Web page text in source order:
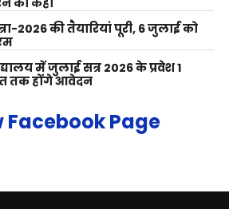
2026 की तैयारियां पूरी, 6 जुलाई को
में जुलाई सत्र 2026 के प्रवेश 1
तक होंगे आवेदन
Facebook Page